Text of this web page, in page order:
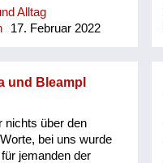
Alltag
17. Februar 2022
und Bleampl
nichts über den
bei uns wurde
jemanden der